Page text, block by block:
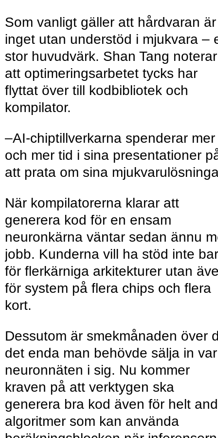
Som vanligt gäller att hårdvaran är
inget utan understöd i mjukvara –
stor huvudvärk. Shan Tang noterar
att optimeringsarbetet tycks har
flyttat över till kodbibliotek och
kompilator.
–AI-chiptillverkarna spenderar mer
och mer tid i sina presentationer
att prata om sina
När kompilatorerna klarar att
generera kod för en ensam
neuronkärna väntar sedan ännu
jobb. Kunderna vill ha stöd inte
för flerkärniga arkitekturer utan
för system på flera chips och flera
kort.
Dessutom är smekmånaden över
det enda man behövde sälja in var
neuronnäten i sig. Nu kommer
kraven på att verktygen ska
generera bra kod även för helt
algoritmer som kan använda